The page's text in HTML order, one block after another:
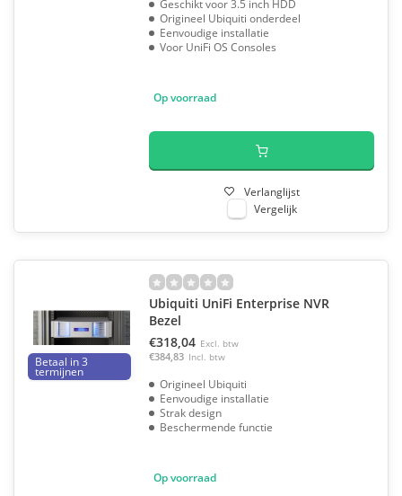
Geschikt voor 3.5 inch HDD
Origineel Ubiquiti onderdeel
Eenvoudige installatie
Voor UniFi OS Consoles
Op voorraad
Verlanglijst
Vergelijk
Betaal in 3
termijnen
Ubiquiti UniFi Enterprise NVR
Bezel
€318,04 Excl. btw
€384,83 Incl. btw
Origineel Ubiquiti
Eenvoudige installatie
Strak design
Beschermende functie
Op voorraad